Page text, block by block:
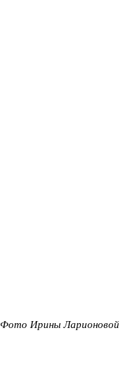
Фото Ирины Ларионовой